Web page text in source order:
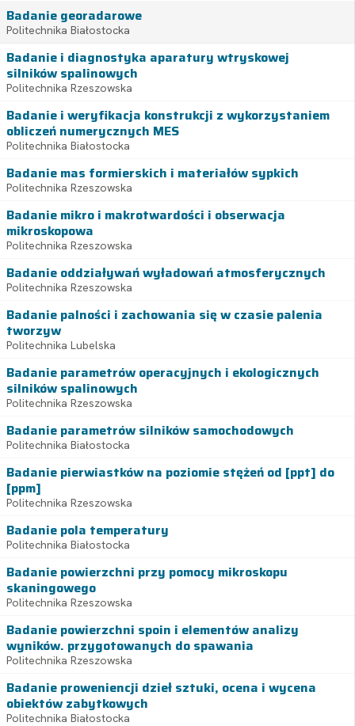
Badanie georadarowe
Politechnika Białostocka
Badanie i diagnostyka aparatury wtryskowej
silników spalinowych
Politechnika Rzeszowska
Badanie i weryfikacja konstrukcji z wykorzystaniem
obliczeń numerycznych MES
Politechnika Białostocka
Badanie mas formierskich i materiałów sypkich
Politechnika Rzeszowska
Badanie mikro i makrotwardości i obserwacja
mikroskopowa
Politechnika Rzeszowska
Badanie oddziaływań wyładowań atmosferycznych
Politechnika Rzeszowska
Badanie palności i zachowania się w czasie palenia
tworzyw
Politechnika Lubelska
Badanie parametrów operacyjnych i ekologicznych
silników spalinowych
Politechnika Rzeszowska
Badanie parametrów silników samochodowych
Politechnika Białostocka
Badanie pierwiastków na poziomie stężeń od [ppt] do
[ppm]
Politechnika Rzeszowska
Badanie pola temperatury
Politechnika Białostocka
Badanie powierzchni przy pomocy mikroskopu
skaningowego
Politechnika Rzeszowska
Badanie powierzchni spoin i elementów analizy
wyników. przygotowanych do spawania
Politechnika Rzeszowska
Badanie proweniencji dzieł sztuki, ocena i wycena
obiektów zabytkowych
Politechnika Białostocka